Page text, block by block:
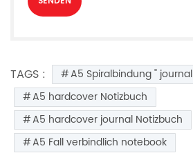
TAGS :
A5 Spiralbindung " journal
A5 hardcover Notizbuch
A5 hardcover journal Notizbuch
A5 Fall verbindlich notebook